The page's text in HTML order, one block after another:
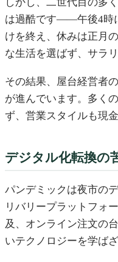
は過酷です——午後4時
けを終え、休みは正月
な生活を選ばず、サラ
その結果、屋台経営者
が進んでいます。多く
ず、営業スタイルも現
デジタル化転換の
パンデミックは夜市の
リバリープラットフォ
及、オンライン注文の
いテクノロジーを学ば